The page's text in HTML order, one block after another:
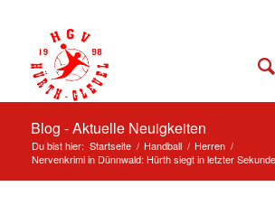
Blog - Aktuelle Neuigkeiten
Du bist hier: Startseite / Handball / Herren /
Nervenkrimi in Dünnwald: Hürth siegt in letzter Sekunde